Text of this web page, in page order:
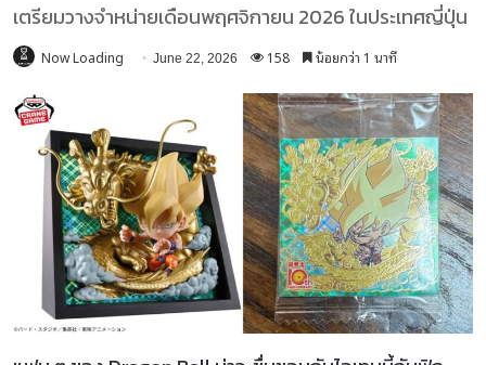
เตรียมวางจำหน่ายเดือนพฤศจิกายน 2026 ในประเทศญี่ปุ่น
Now Loading June 22, 2026 158 น้อยกว่า 1 นาที